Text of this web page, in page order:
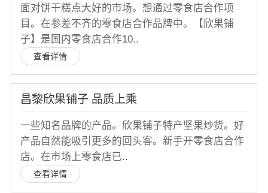
面对饼干糕点大好的市场。想通过零食店合作项
目。在参差不齐的零食店合作品牌中。【欣果铺
子】是国内零食店合作10..
查看详情
昌黎欣果铺子 品质上乘
一些知名品牌的产品。欣果铺子特产坚果炒货。好
产品自然能吸引更多的回头客。新手开零食店合作
店。在市场上零食店已..
查看详情